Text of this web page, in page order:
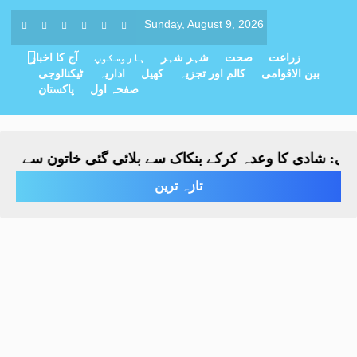
Sunday, August 9, 2026
آج کا اخبار ہاروسکوپ شہر شہر صحت
زراعت
ٹیکنالوجی
اداریہ کھیل کالم اور تجزیہ
بین الاقوامی
پاکستان
صفحہ اول
شادی کا وعدہ کرکے بنکاک سے بلائی گئی خاتون سے مبینہ
تازہ ترین